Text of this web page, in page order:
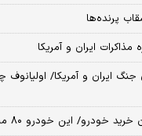
پرنده‌ها
مذاکرات ایران و آمریکا
جنگ ایران و آمریکا/
این خودرو ۸۰ میلیون ارزان شد